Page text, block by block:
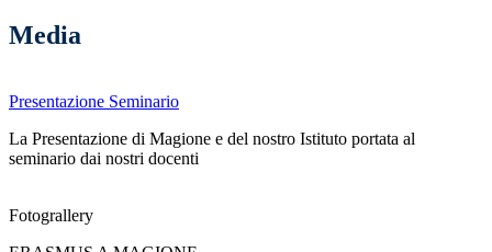
Media
Presentazione Seminario
La Presentazione di Magione e del nostro Istituto portata al
seminario dai nostri docenti
Fotograllery